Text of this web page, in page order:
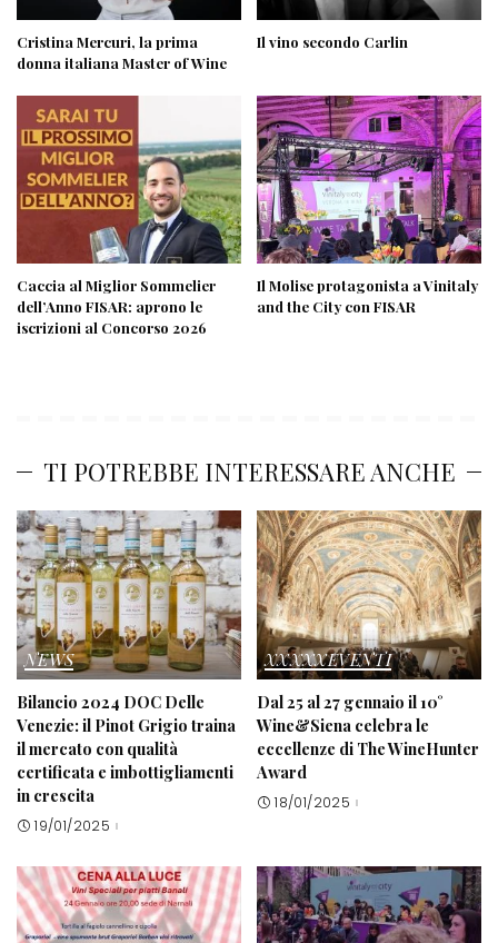
Cristina Mercuri, la prima
donna italiana Master of Wine
Il vino secondo Carlin
Caccia al Miglior Sommelier
dell’Anno FISAR: aprono le
iscrizioni al Concorso 2026
Il Molise protagonista a Vinitaly
and the City con FISAR
TI POTREBBE INTERESSARE ANCHE
NEWS
Bilancio 2024 DOC Delle
Venezie: il Pinot Grigio traina
il mercato con qualità
certificata e imbottigliamenti
in crescita
19/01/2025
XXXXXEVENTI
Dal 25 al 27 gennaio il 10°
Wine&Siena celebra le
eccellenze di The WineHunter
Award
18/01/2025